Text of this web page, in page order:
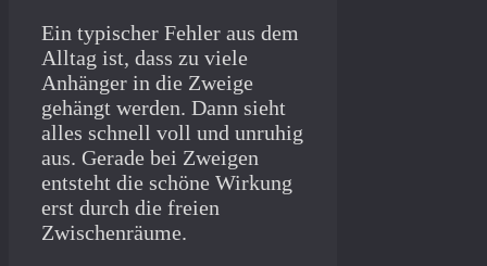
Ein typischer Fehler aus dem
Alltag ist, dass zu viele
Anhänger in die Zweige
gehängt werden. Dann sieht
alles schnell voll und unruhig
aus. Gerade bei Zweigen
entsteht die schöne Wirkung
erst durch die freien
Zwischenräume.